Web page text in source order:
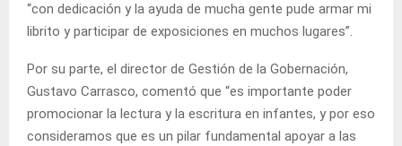
“con dedicación y la ayuda de mucha gente pude armar mi
librito y participar de exposiciones en muchos lugares”.
Por su parte, el director de Gestión de la Gobernación,
Gustavo Carrasco, comentó que “es importante poder
promocionar la lectura y la escritura en infantes, y por eso
consideramos que es un pilar fundamental apoyar a las